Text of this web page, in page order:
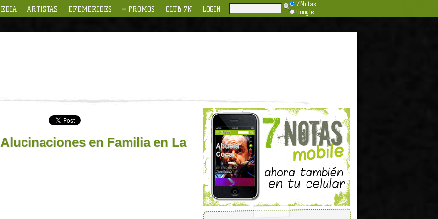
ARTISTAS EFEMERIDES PROMOS CLUB 7N LOGIN
7Notas
Google
en Familia en La